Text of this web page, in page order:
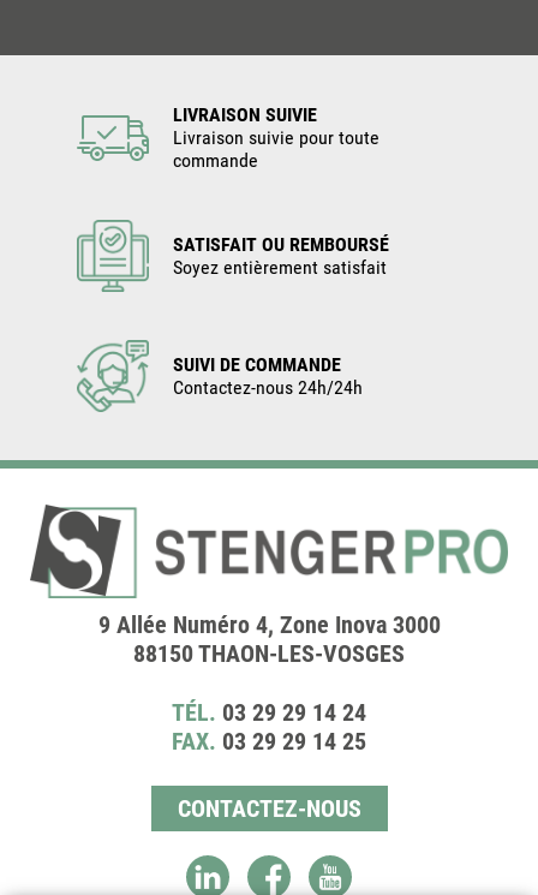
LIVRAISON SUIVIE
Livraison suivie pour toute
commande
SATISFAIT OU REMBOURSÉ
Soyez entièrement satisfait
SUIVI DE COMMANDE
Contactez-nous 24h/24h
9 Allée Numéro 4, Zone Inova 3000
88150 THAON-LES-VOSGES
TÉL. 03 29 29 14 24
FAX. 03 29 29 14 25
CONTACTEZ-NOUS